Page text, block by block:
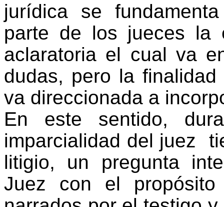
jurídica se
parte de los jueces la
aclaratoria el cual va
dudas, pero la
va direccionada a
En este sentido,
imparcialidad del juez
litigio, un pregunta
Juez con el